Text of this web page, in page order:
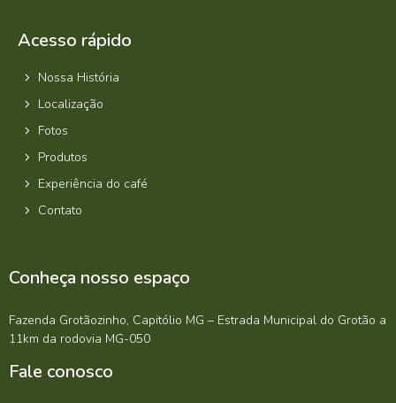
Acesso rápido
Nossa História
Localização
Fotos
Produtos
Experiência do café
Contato
Conheça nosso espaço
Fazenda Grotãozinho, Capitólio MG – Estrada Municipal do Grotão a
11km da rodovia MG-050
Fale conosco